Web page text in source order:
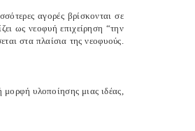
αγορές βρίσκονται σε
ως νεοφυή επιχείρηση “την
στα πλαίσια της νεοφυούς.
μορφή υλοποίησης μιας ιδέας,